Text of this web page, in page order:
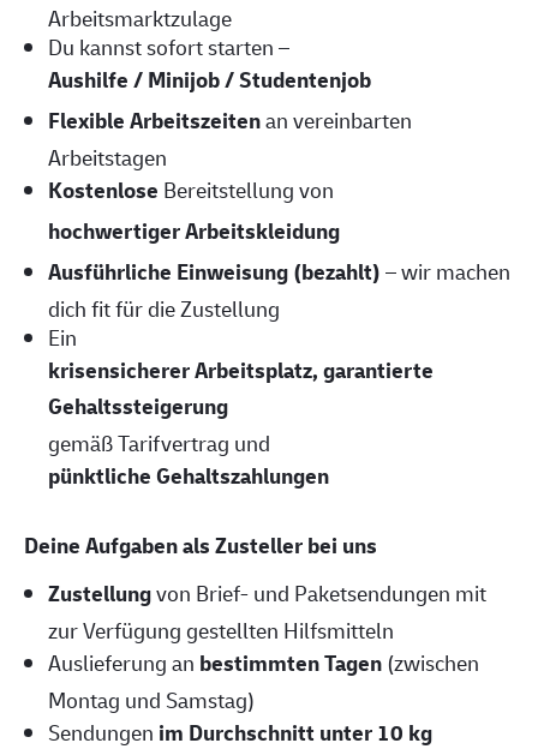
Arbeitsmarktzulage
Du kannst sofort starten –
Aushilfe / Minijob / Studentenjob
Flexible Arbeitszeitenan vereinbarten
Arbeitstagen
Kostenlose Bereitstellung von
hochwertiger Arbeitskleidung
Ausführliche Einweisung (bezahlt)– wir machen
dich fit für die Zustellung
Ein
krisensicherer Arbeitsplatz, garantierte
Gehaltssteigerung
gemäß Tarifvertrag und
pünktliche Gehaltszahlungen
Deine Aufgaben als Zusteller bei uns
Zustellungvon Brief- und Paketsendungen mit
zur Verfügung gestellten Hilfsmitteln
Auslieferung an bestimmten Tagen(zwischen
Montag und Samstag)
Sendungen im Durchschnitt unter 10 kg